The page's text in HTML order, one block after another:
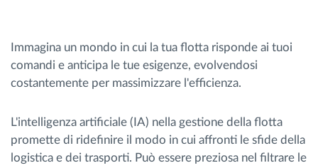
Immagina un mondo in cui la tua flotta risponde ai tuoi
comandi e anticipa le tue esigenze, evolvendosi
costantemente per massimizzare l'efficienza.
L'intelligenza artificiale (IA) nella gestione della flotta
promette di ridefinire il modo in cui affronti le sfide della
logistica e dei trasporti. Può essere preziosa nel filtrare le